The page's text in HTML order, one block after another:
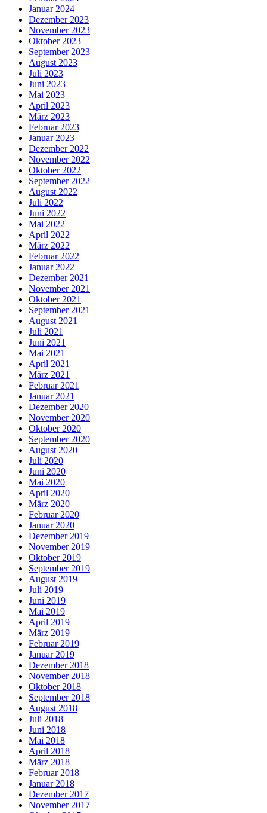
Januar 2024
Dezember 2023
November 2023
Oktober 2023
September 2023
August 2023
Juli 2023
Juni 2023
Mai 2023
April 2023
März 2023
Februar 2023
Januar 2023
Dezember 2022
November 2022
Oktober 2022
September 2022
August 2022
Juli 2022
Juni 2022
Mai 2022
April 2022
März 2022
Februar 2022
Januar 2022
Dezember 2021
November 2021
Oktober 2021
September 2021
August 2021
Juli 2021
Juni 2021
Mai 2021
April 2021
März 2021
Februar 2021
Januar 2021
Dezember 2020
November 2020
Oktober 2020
September 2020
August 2020
Juli 2020
Juni 2020
Mai 2020
April 2020
März 2020
Februar 2020
Januar 2020
Dezember 2019
November 2019
Oktober 2019
September 2019
August 2019
Juli 2019
Juni 2019
Mai 2019
April 2019
März 2019
Februar 2019
Januar 2019
Dezember 2018
November 2018
Oktober 2018
September 2018
August 2018
Juli 2018
Juni 2018
Mai 2018
April 2018
März 2018
Februar 2018
Januar 2018
Dezember 2017
November 2017